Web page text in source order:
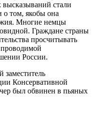
стали
о том, якобы она
Многие немцы
Граждане страны
просчитывать
России.
заместитель
Консервативной
был обвинен в пьяных